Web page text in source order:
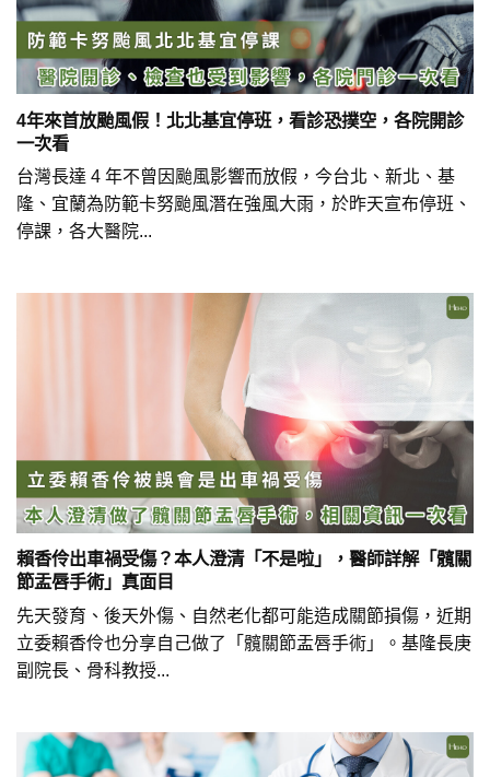
4年來首放颱風假！北北基宜停班，看診恐撲空，各院開診
一次看
台灣長達 4 年不曾因颱風影響而放假，今台北、新北、基
隆、宜蘭為防範卡努颱風潛在強風大雨，於昨天宣布停班、
停課，各大醫院...
賴香伶出車禍受傷？本人澄清「不是啦」，醫師詳解「髖關
節盂唇手術」真面目
先天發育、後天外傷、自然老化都可能造成關節損傷，近期
立委賴香伶也分享自己做了「髖關節盂唇手術」。基隆長庚
副院長、骨科教授...